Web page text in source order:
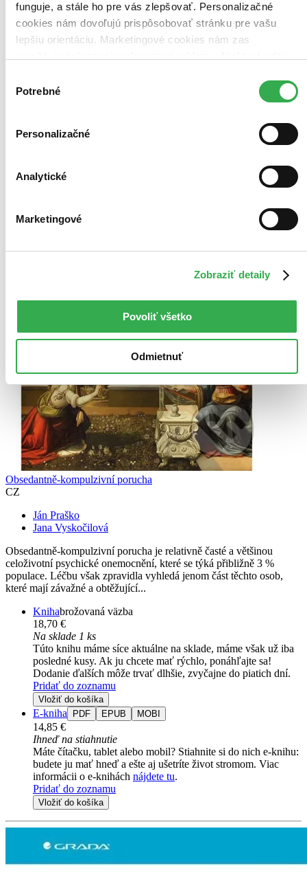
funguje, a stále ho pre vás zlepšovať. Personalizačné
cookies nám dovoľujú prispôsobovať stránku pre vašu
lepšiu orientáciu. Marketingové cookies nám zas
keby sme mohli používať všetky tieto cookies. Ďakujeme!
súhlasu
Potrebné
Personalizačné
Analytické
Marketingové
Zobraziť detaily
Povoliť všetko
Odmietnuť
Najlacnejšie
Najvyššia zľava
409 produktov
Použité filtre
Edícia Psyché
Obsedantně-kompulzivní porucha
CZ
Ján Praško
Jana Vyskočilová
Obsedantně-kompulzivní porucha je relativně časté a většinou
celoživotní psychické onemocnění, které se týká přibližně 3 %
populace. Léčbu však zpravidla vyhledá jenom část těchto osob,
které mají závažné a obtěžující...
Knihabrožovaná väzba
18,70 €
Na sklade 1 ks
Túto knihu máme síce aktuálne na sklade, máme však už iba
posledné kusy. Ak ju chcete mať rýchlo, ponáhľajte sa!
Dodanie ďalších môže trvať dlhšie, zvyčajne do piatich dní.
Pridať do zoznamu
Vložiť do košíka
E-kniha PDF EPUB MOBI
14,85 €
Ihneď na stiahnutie
Máte čítačku, tablet alebo mobil? Stiahnite si do nich e-knihu:
budete ju mať hneď a ešte aj ušetríte život stromom. Viac
informácii o e-knihách nájdete tu.
Pridať do zoznamu
Vložiť do košíka